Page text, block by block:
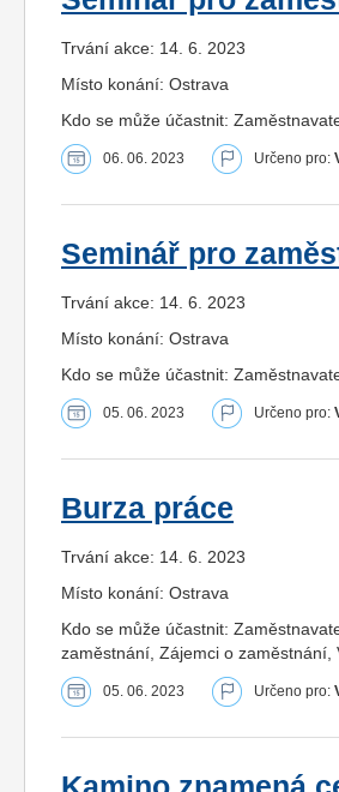
Trvání akce: 14. 6. 2023
Místo konání: Ostrava
Kdo se může účastnit:
06. 06. 2023 Určeno pro:
Seminář pro
Trvání akce: 14. 6. 2023
Místo konání: Ostrava
Kdo se může účastnit:
05. 06. 2023 Určeno pro:
Burza práce
Trvání akce: 14. 6. 2023
Místo konání: Ostrava
Kdo se může účastnit:
zaměstnání, Zájemci o zaměstnání,
05. 06. 2023 Určeno pro: